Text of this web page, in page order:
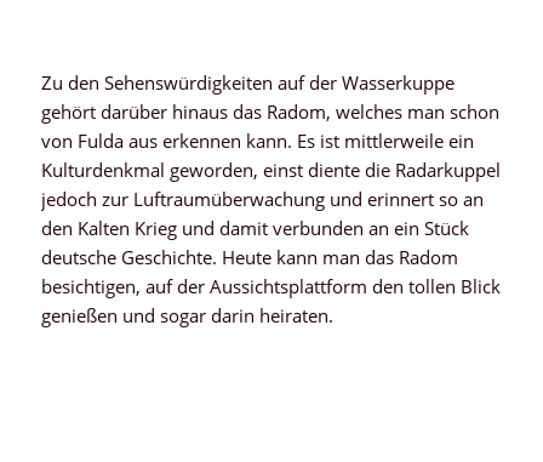
Zu den Sehenswürdigkeiten auf der Wasserkuppe
gehört darüber hinaus das Radom, welches man schon
von Fulda aus erkennen kann. Es ist mittlerweile ein
Kulturdenkmal geworden, einst diente die Radarkuppel
jedoch zur Luftraumüberwachung und erinnert so an
den Kalten Krieg und damit verbunden an ein Stück
deutsche Geschichte. Heute kann man das Radom
besichtigen, auf der Aussichtsplattform den tollen Blick
genießen und sogar darin heiraten.